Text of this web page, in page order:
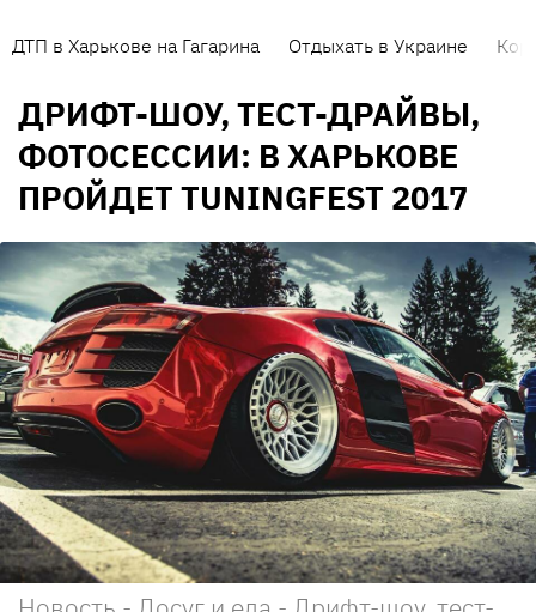
ДТП в Харькове на Гагарина Отдыхать в Украине
ДРИФТ-ШОУ, ТЕСТ-ДРАЙВЫ,
ФОТОСЕССИИ: В ХАРЬКОВЕ
ПРОЙДЕТ TUNINGFEST 2017